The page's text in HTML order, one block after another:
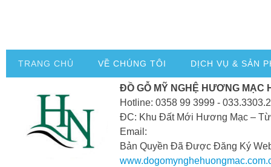
TRANG CHỦ VỀ CHÚNG TÔI DỊCH VỤ & SẢN
ĐỒ GỖ MỸ NGHỆ HƯƠNG MẠC
Hotline: 0358 99 3999 -
ĐC: Khu Đất Mới Hương Mạc –
Email:
Bản Quyền Đã Được Đăng Ký